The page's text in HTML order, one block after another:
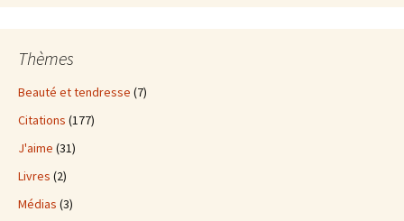
Thèmes
Beauté et tendresse (7)
Citations (177)
J'aime (31)
Livres (2)
Médias (3)